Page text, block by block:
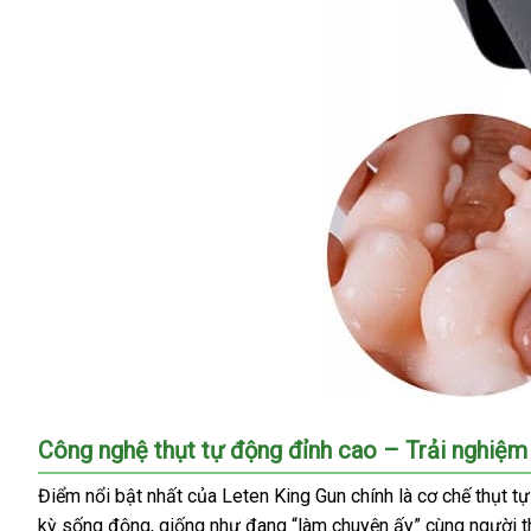
Leten
King
Gun
máy
Công nghệ thụt tự động đỉnh cao – Trải
Điểm nổi bật nhất của Leten King Gun chính là cơ chế thụt
kỳ sống động, giống như đang “làm chuyện ấy” cùng người